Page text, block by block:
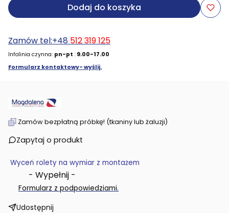
Dodaj do koszyka
Zamów tel:+48 512 319 125
Infolinia czynna: pn-pt : 9.00-17.00
Formularz kontaktowy- wyślij.
Zamów bezpłatną próbkę! (tkaniny lub żaluzji)
Zapytaj o produkt
Wyceń rolety na wymiar z montażem
- Wypełnij -
Formularz z podpowiedziami.
Udostępnij